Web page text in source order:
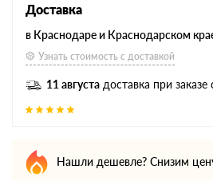
Доставка
в Краснодаре и Краснодарском
Узнать стоимость с доставкой
11 августа доставка при заказе
Нашли дешевле? Снизим